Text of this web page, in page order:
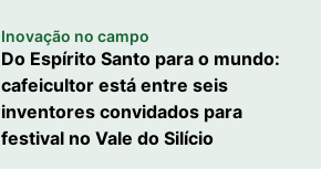
Inovação no campo
Do Espírito Santo para o mundo:
cafeicultor está entre seis
inventores convidados para
festival no Vale do Silício